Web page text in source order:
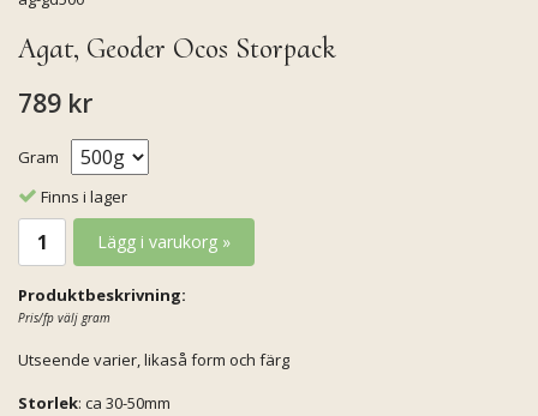
Agat, Geoder Ocos Storpack
789 kr
Gram
Finns i lager
Lägg i varukorg »
Produktbeskrivning:
Pris/fp välj gram
Utseende varier, likaså form och färg
Storlek: ca 30-50mm